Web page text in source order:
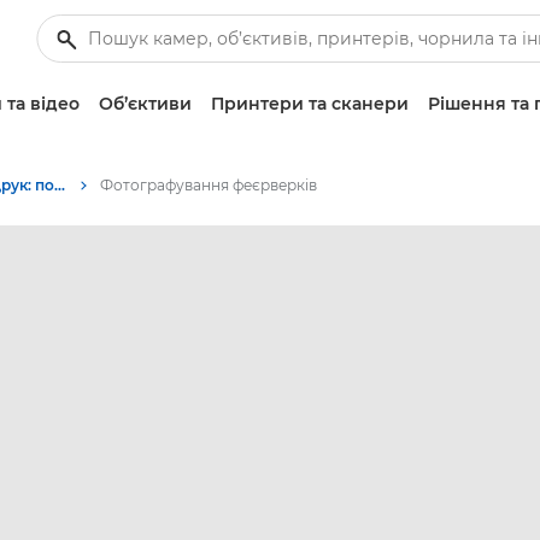
відео Об’єктиви Принтери та сканери Рішення та
Фотографування та друк: поради та методи Фотографування феєрверків